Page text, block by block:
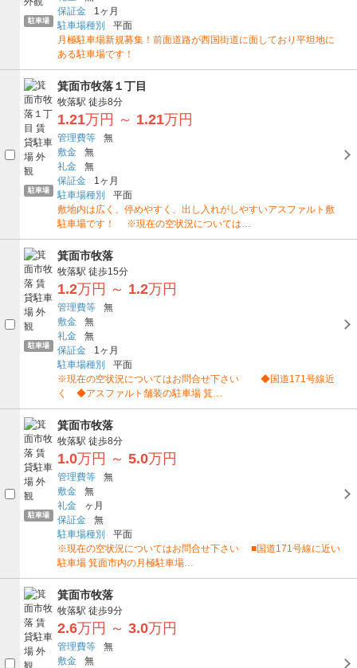
駐車場
保証金
1ヶ月
駐車場種別
平面
月極駐車場新規募集！前面道路が西国街道に面しており平坦地に
ある駐車場です！
駐車場
箕面市牧落１丁目
牧落駅 徒歩8分
1.21万円 ～ 1.21万円
管理費等
無
敷金
無
礼金
無
保証金
1ヶ月
駐車場種別
平面
敷地内は広く、停めやすく、出し入れがしやすいアスファルト敷
駐車場です！ ※現在の空状況については…
駐車場
箕面市牧落
牧落駅 徒歩15分
1.2万円 ～ 1.2万円
管理費等
無
敷金
無
礼金
無
保証金
1ヶ月
駐車場種別
平面
※現在の空状況についてはお問合せ下さい ◆国道171号線近
く ◆アスファルト舗装の駐車場 箕…
駐車場
箕面市牧落
牧落駅 徒歩8分
1.0万円 ～ 5.0万円
管理費等
無
敷金
無
礼金
ヶ月
保証金
無
駐車場種別
平面
※現在の空状況についてはお問合せ下さい ■国道171号線に近い
駐車場 箕面市内の月極駐車場…
箕面市牧落
牧落駅 徒歩9分
2.6万円 ～ 3.0万円
管理費等
無
敷金
無